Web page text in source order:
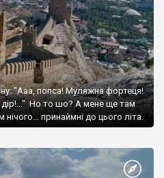
"Ааа, попса! Муляжна фортеця!
дір!..." Но то шо? А мене ще там
принаймні до цього літа.